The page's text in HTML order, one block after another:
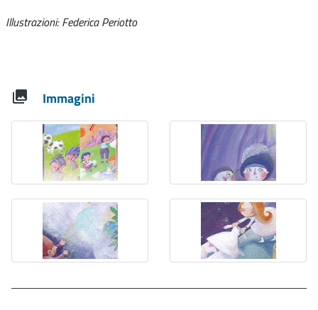
Illustrazioni: Federica Periotto
Immagini